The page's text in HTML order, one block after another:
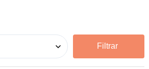
Filtrar